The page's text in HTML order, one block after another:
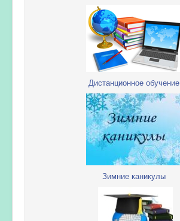
Дистанционное обучение
Зимние каникулы